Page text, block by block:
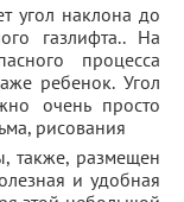
угол наклона до
газлифта.. На
процесса
ребенок. Угол
очень просто
рисования
также, размещен
и удобная